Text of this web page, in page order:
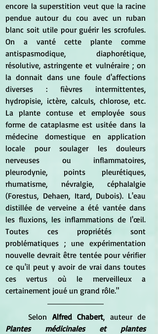
encore la superstition veut que la racine
pendue autour du cou avec un ruban
blanc soit utile pour guérir les scrofules.
On a vanté cette plante comme
antispasmodique, diaphorétique,
résolutive, astringente et vulnéraire ; on
la donnait dans une foule d'affections
diverses : fièvres intermittentes,
hydropisie, ictère, calculs, chlorose, etc.
La plante contuse et employée sous
forme de cataplasme est usitée dans la
médecine domestique en application
locale pour soulager les douleurs
nerveuses ou inflammatoires,
pleurodynie, points pleurétiques,
rhumatisme, névralgie, céphalalgie
(Forestus, Dehaen, Itard, Dubois). L'eau
distillée de verveine a été vantée dans
les fluxions, les inflammations de l'œil.
Toutes ces propriétés sont
problématiques ; une expérimentation
nouvelle devrait être tentée pour vérifier
ce qu'il peut y avoir de vrai dans toutes
ces vertus où le merveilleux a
certainement joué un grand rôle."
	Selon
Alfred Chabert
Plantes médicinales et plantes